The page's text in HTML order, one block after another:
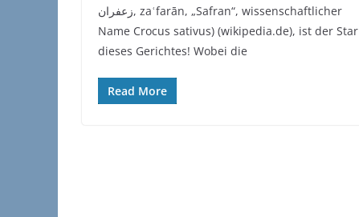
‏زعفران‎, zaʿfarān, „Safran“, wissenschaftlicher
Name Crocus sativus) (wikipedia.de), ist der Star
dieses Gerichtes! Wobei die
Read More